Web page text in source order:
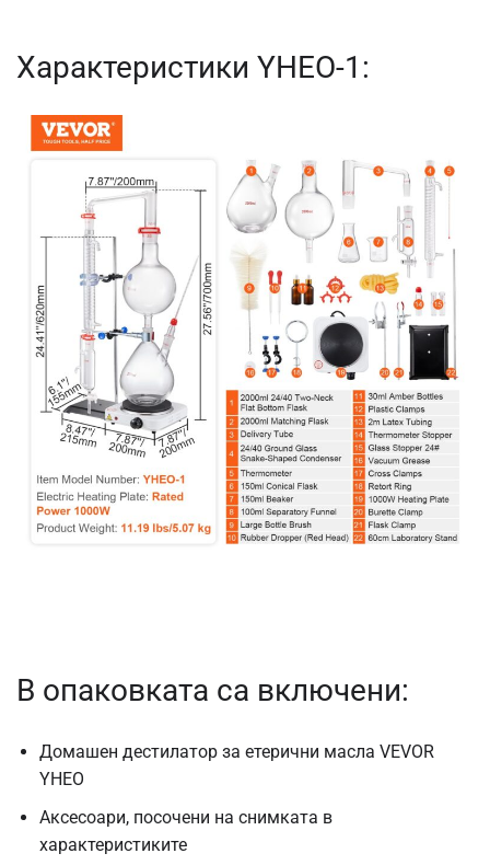
Характеристики YHEO-1:
В опаковката са включени:
Домашен дестилатор за етерични масла VEVOR
YHEO
Аксесоари, посочени на снимката в
характеристиките